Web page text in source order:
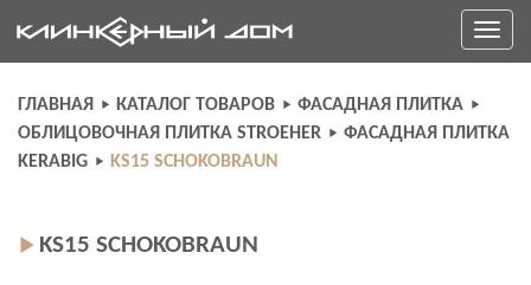
to
content
Toggle
ГЛАВНАЯ КАТАЛОГ ТОВАРОВ
ФАСАДНАЯ ПЛИТКА
ОБЛИЦОВОЧНАЯ ПЛИТКА STROEHER
ФАСАДНАЯ ПЛИТКА
KERABIG
KS15 SCHOKOBRAUN
KS15 SCHOKOBRAUN